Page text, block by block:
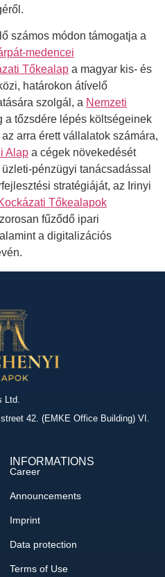
számos módon támogatja a
medencei
Tőkealap a magyar kis- és
határokon átívelő
szolgál, a Nemzeti
a tőzsdére lépés költségeinek
arra érett vállalatok számára,
Alap a cégek növekedését
pénzügyi tanácsadással
stratégiáját, az Irinyi
Tőkealapok
fűződő ipari
a digitalizációs
Ltd.
42. (EMKE Office Building) VI.
INFORMATIONS
Career
Announcements
Imprint
Data protection
Terms of Use